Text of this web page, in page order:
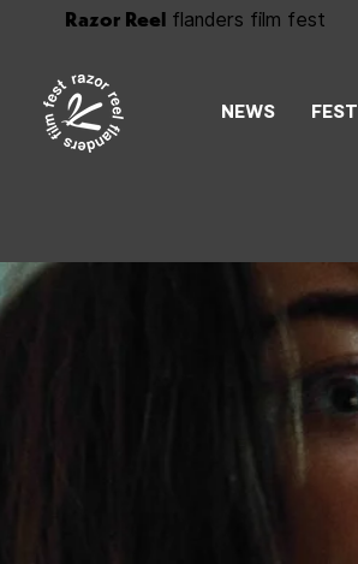
flanders film fest
Razor Reel
NEWS